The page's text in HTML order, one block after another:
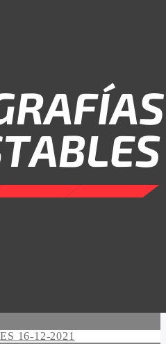
16-12-2021